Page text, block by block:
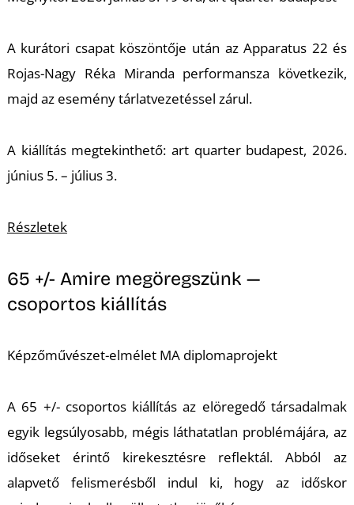
A kurátori csapat köszöntője után az Apparatus 22 és
Rojas-Nagy Réka Miranda performansza következik,
majd az esemény tárlatvezetéssel zárul.
A kiállítás megtekinthető: art quarter budapest, 2026.
június 5. – július 3.
Részletek
65 +/- Amire megöregszünk —
csoportos kiállítás
Képzőművészet-elmélet MA diplomaprojekt
A 65 +/- csoportos kiállítás az elöregedő társadalmak
egyik legsúlyosabb, mégis láthatatlan problémájára, az
időseket érintő kirekesztésre reflektál. Abból az
alapvető felismerésből indul ki, hogy az időskor